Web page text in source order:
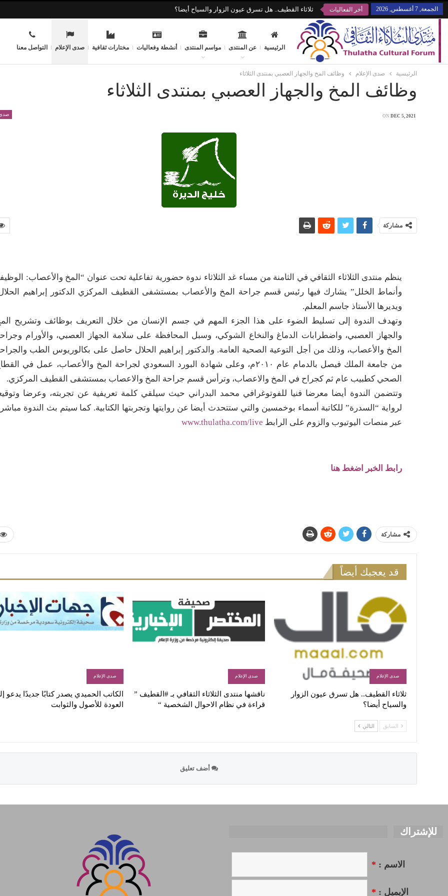
الجمعة, 7 أغسطس, 2026 أخر الفعاليات ثلاثاء القطيف.. هل تسرق عيون الزوار والسياح أيضا؟
الرئيسية عن المنتدى مواسم المنتدى أنشطة وفعاليات مختارات ثقافية صدى الإعلام التواصل معنا
الرئيسية صدى الإعلام وظائف المخ والجهاز العصبي بمنتدى الثلاثاء
وظائف المخ والجهاز العصبي بمنتدى الثلاثاء
صدى ON DEC 5, 2021
مشاركة
ينظم منتدى الثلاثاء الثقافي في الثامنة من مساء غد الثلاثاء ندوة حضورية تفاعلية تحت عنوان “المخ والأعصاب:
وأنماط الخلل” يشارك فيها رئيس قسم جراحة المخ والأعصاب بمستشفى القطيف المركزي الدكتور إبراهيم
ويديرها الأستاذ جاسم المعلم.
وتهدف الندوة إلى تسليط الضوء على هذا الجزء المهم في جسم الإنسان من خلال التعريف بوظائف وتشريح
والجهاز العصبي، واضطرابات الدماغ والنخاع الشوكي، وسبل المحافظة على سلامة الجهاز العصبي، والأورام
المخ والأعصاب، وذلك من أجل التوعية الصحية العامة. والدكتور إبراهيم الحلال حاصل على بكالوريوس الطب
من جامعة الملك فيصل بالدمام عام ٢٠١٠م، وعلى شهادة البورد السعودي لجراحة المخ والأعصاب، عمل في
الصحي كطبيب عام ثم كجراح في المخ والاعصاب، وترأس قسم جراحة المخ والاعصاب بمستشفى القطيف المركزي.
وتتضمن الندوة أيضا معرضا فنيا للفوتوغرافي محمد البدراني حيث سيلقي كلمة تعريفية عن تجربته، وعرضا
لرواية “السدرة” للكاتبة أسماء بوخمسين والتي ستتحدث أيضا عن روايتها وتجربتها الكتابية. كما سيتم بث الندوة
عبر منصات اليوتيوب والزوم على الرابط www.thulatha.com/live
رابط الخبر اضغط هنا
مشاركة
قد يعجبك أيضاً
صدى الإعلام
ثلاثاء القطيف.. هل تسرق عيون الزوار
والسياح أيضا؟
صدى الإعلام
ناقشها منتدى الثلاثاء الثقافي بـ #القطيف ”
قراءة في نظام الاحوال الشخصية “
صدى الإعلام
الكاتب الحميدي يصدر كتابًا جديدًا يدعو
العودة للأصول والثوابت
السابق التالي
أضف تعليق
للإشتراك
الاسم : *
الإيميل : *